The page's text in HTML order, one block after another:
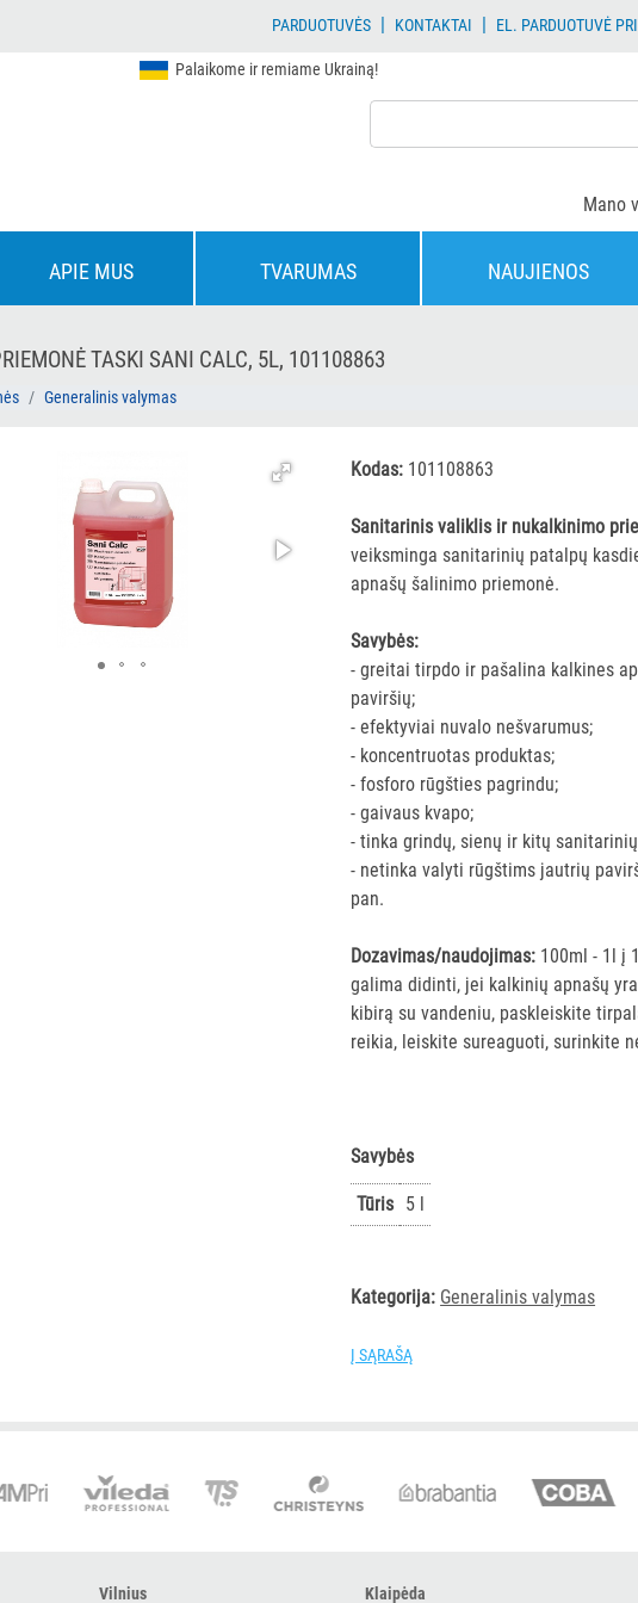
PARDUOTUVĖS| KONTAKTAI | EL. PARDUOTUVĖ
Palaikome ir remiame Ukrainą!
Mano
APIE MUS TVARUMAS NAUJIENOS
TASKI SANI CALC, 5L, 101108863
Generalinis valymas
Kodas: 101108863
Sanitarinis valiklis ir nukalkinimo
veiksminga sanitarinių patalpų
apnašų šalinimo priemonė.
Savybės:
- greitai tirpdo ir pašalina kalkines
paviršių;
- efektyviai nuvalo nešvarumus;
- koncentruotas produktas;
- fosforo rūgšties pagrindu;
- gaivaus kvapo;
- tinka grindų, sienų ir kitų
- netinka valyti rūgštims jautrių
pan.
Dozavimas/naudojimas: 100ml - 1l į
galima didinti, jei kalkinių apnašų
kibirą su vandeniu, paskleiskite
reikia, leiskite sureaguoti, surinkite
Savybės
Tūris 5 l
Kategorija: Generalinis valymas
Į SĄRAŠĄ
Vilnius Klaipėda